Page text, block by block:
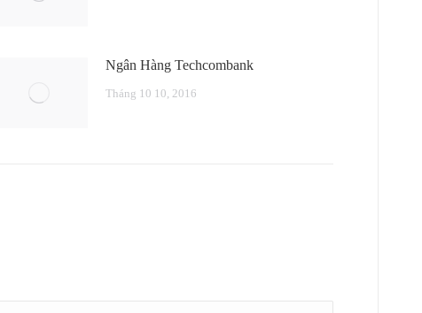
Ngân Hàng Techcombank
Tháng 10 10, 2016